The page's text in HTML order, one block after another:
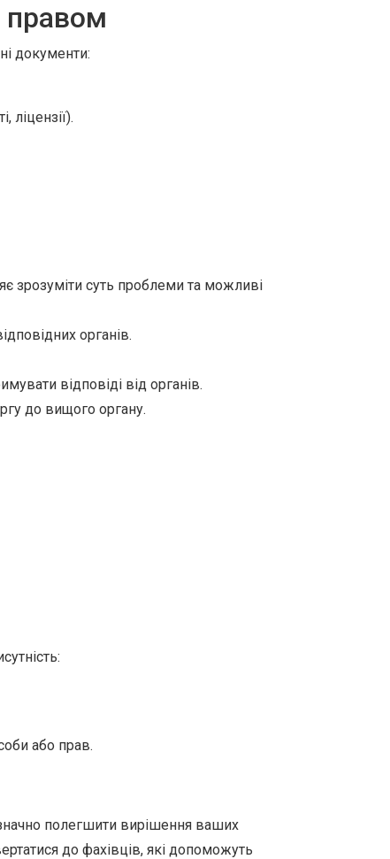
правом
документи:
ліцензії).
зрозуміти суть проблеми та можливі
органів.
відповіді від органів.
до вищого органу.
або прав.
полегшити вирішення ваших
до фахівців, які допоможуть